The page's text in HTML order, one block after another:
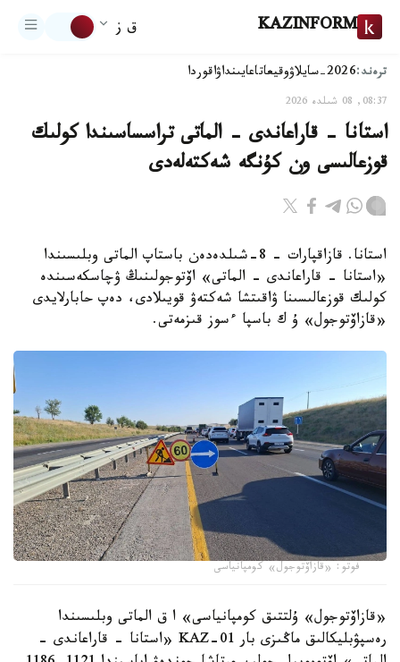
KAZINFORM ق ز
ترەند:2026-سايلاۋ وقيعاتاعايىنداۋاقوردا
08:37, 08 شىلدە 2026
استانا - قاراعاندى - الماتى تراسساسىندا كولىك
قوزعالىسى ون كۇنگە شەكتەلەدى
استانا. قازاقپارات – 8-شىلدەدەن باستاپ الماتى وبلىسىندا
«استانا - قاراعاندى - الماتى» اۆتوجولىنىڭ ۋچاسكەسىندە
كولىك قوزعالىسىنا ۋاقىتشا شەكتەۋ قويىلادى، دەپ حابارلايدى
«قازاۆتوجول» ۇ ك باسپا ءسوز قىزمەتى.
فوتو: «قازاۆتوجول» كومپانياسى
«قازاۆتوجول» ۇلتتىق كومپانياسى» ا ق الماتى وبلىسىندا
رەسپۋبليكالىق ماڭىزى بار KAZ-01 «استانا - قاراعاندى -